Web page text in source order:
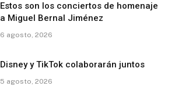
Estos son los conciertos de homenaje
a Miguel Bernal Jiménez
6 agosto, 2026
Disney y TikTok colaborarán juntos
5 agosto, 2026